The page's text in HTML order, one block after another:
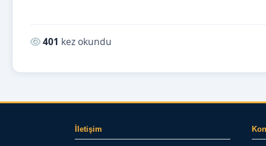
Okunma sayısı:
401 kez okundu
İletişim